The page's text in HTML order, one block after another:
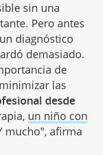
sin una
Pero antes
diagnóstico
demasiado.
de
las
desde
un niño con
mucho", afirma